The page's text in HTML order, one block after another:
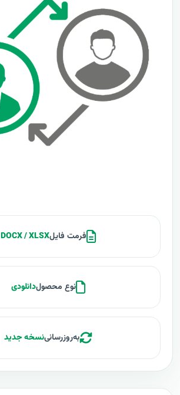
فرمت فایلDOCX / XLSX
نوع محصولدانلودی
به‌روزرسانینسخه جدید